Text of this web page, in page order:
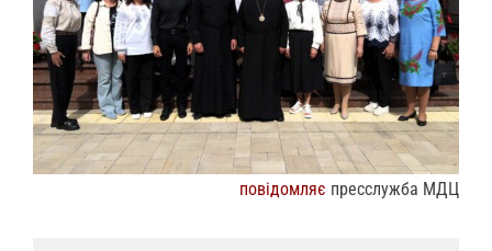
повідомляє пресслужба МДЦ